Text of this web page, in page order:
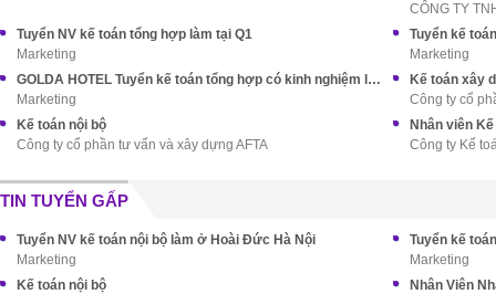
CÔNG TY
Tuyển NV kế toán tổng hợp làm tại Q1
Marketing
Tuyển kế
Marketing
GOLDA HOTEL Tuyển kế toán tổng hợp có kinh nghiệm làm ở Q5
Marketing
Kế toán xây
Công ty cổ
Kế toán nội bộ
Công ty cổ phần tư vấn và xây dựng AFTA
Nhân viên
Công ty Kế
TIN TUYỂN GẤP
Tuyển NV kế toán nội bộ làm ở Hoài Đức Hà Nội
Marketing
Tuyển kế
Marketing
Kế toán nội bộ
Nhân Viên